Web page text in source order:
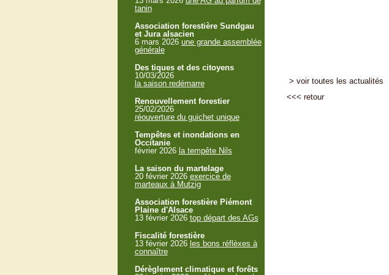
> voir toutes les actualités
<<< retour
tanin
Association forestière Sundgau
et Jura alsacien
6 mars 2026 une grande assemblée
générale
Des tiques et des citoyens
10/03/2026
la saison redémarre
Renouvellement forestier
25/02/2026
réouverture du guichet unique
Tempêtes et inondations en
Occitanie
février 2026 la tempête Nils
La saison du martelage
20 février 2026 exercice de
marteaux à Mutzig
Association forestière Piémont
Plaine d'Alsace
13 février 2026 top départ des AGs
Fiscalité forestière
13 février 2026 les bons réflèxes à
connaître
Dérèglement climatique et forêts